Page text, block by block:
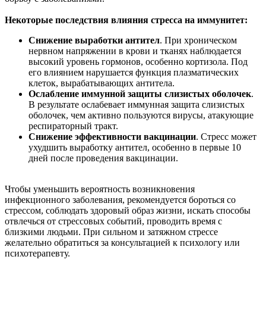
Некоторые последствия влияния стресса на иммунитет:
Снижение выработки антител. При хроническом
нервном напряжении в крови и тканях наблюдается
высокий уровень гормонов, особенно кортизола. Под
его влиянием нарушается функция плазматических
клеток, вырабатывающих антитела.
Ослабление иммунной защиты слизистых оболочек.
В результате ослабевает иммунная защита слизистых
оболочек, чем активно пользуются вирусы, атакующие
респираторный тракт.
Снижение эффективности вакцинации. Стресс может
ухудшить выработку антител, особенно в первые 10
дней после проведения вакцинации.
Чтобы уменьшить вероятность возникновения
инфекционного заболевания, рекомендуется бороться со
стрессом, соблюдать здоровый образ жизни, искать способы
отвлечься от стрессовых событий, проводить время с
близкими людьми. При сильном и затяжном стрессе
желательно обратиться за консультацией к психологу или
психотерапевту.